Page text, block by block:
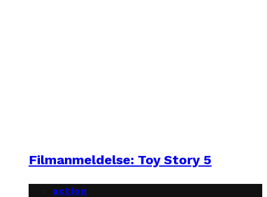
Filmanmeldelse: Toy Story 5
action